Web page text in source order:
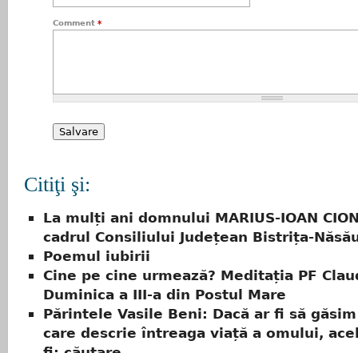
Comment *
Citiţi şi:
La mulți ani domnului MARIUS-IOAN
cadrul Consiliului Județean Bistrița-
Poemul iubirii
Cine pe cine urmează? Meditația PF
Duminica a III-a din Postul Mare
Părintele Vasile Beni: Dacă ar fi să
care descrie întreaga viață a omului,